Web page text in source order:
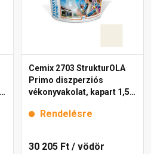
Cemix 2703 StrukturOLA
Primo diszperziós
vékonyvakolat, kapart 1,5
Rendelésre
30 205 Ft / vödör